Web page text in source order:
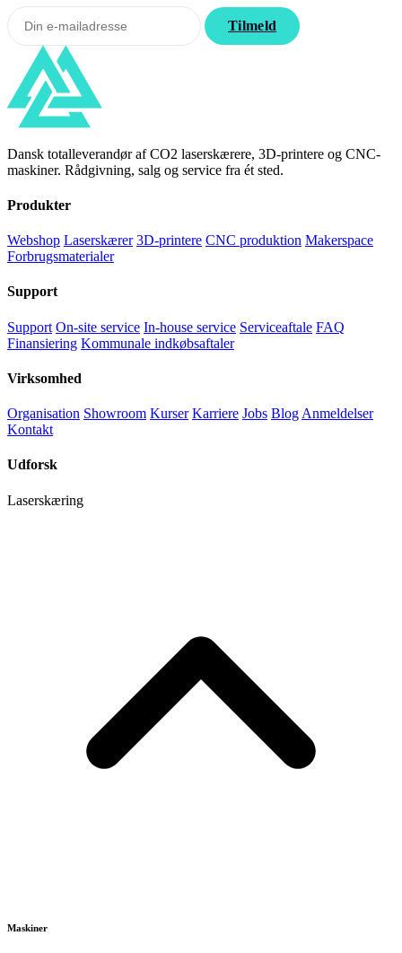
Tilmeld
Dansk totalleverandør af CO2 laserskærere, 3D-printere og CNC-
maskiner. Rådgivning, salg og service fra ét sted.
Produkter
Webshop Laserskærer 3D-printere CNC produktion Makerspace
Forbrugsmaterialer
Support
Support On-site service In-house service Serviceaftale FAQ
Finansiering Kommunale indkøbsaftaler
Virksomhed
Organisation Showroom Kurser Karriere Jobs Blog Anmeldelser
Kontakt
Udforsk
Laserskæring
Maskiner